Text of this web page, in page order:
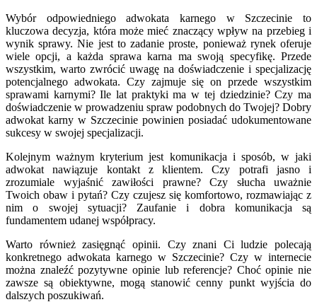
Wybór odpowiedniego adwokata karnego w Szczecinie to
kluczowa decyzja, która może mieć znaczący wpływ na przebieg i
wynik sprawy. Nie jest to zadanie proste, ponieważ rynek oferuje
wiele opcji, a każda sprawa karna ma swoją specyfikę. Przede
wszystkim, warto zwrócić uwagę na doświadczenie i specjalizację
potencjalnego adwokata. Czy zajmuje się on przede wszystkim
sprawami karnymi? Ile lat praktyki ma w tej dziedzinie? Czy ma
doświadczenie w prowadzeniu spraw podobnych do Twojej? Dobry
adwokat karny w Szczecinie powinien posiadać udokumentowane
sukcesy w swojej specjalizacji.
Kolejnym ważnym kryterium jest komunikacja i sposób, w jaki
adwokat nawiązuje kontakt z klientem. Czy potrafi jasno i
zrozumiale wyjaśnić zawiłości prawne? Czy słucha uważnie
Twoich obaw i pytań? Czy czujesz się komfortowo, rozmawiając z
nim o swojej sytuacji? Zaufanie i dobra komunikacja są
fundamentem udanej współpracy.
Warto również zasięgnąć opinii. Czy znani Ci ludzie polecają
konkretnego adwokata karnego w Szczecinie? Czy w internecie
można znaleźć pozytywne opinie lub referencje? Choć opinie nie
zawsze są obiektywne, mogą stanowić cenny punkt wyjścia do
dalszych poszukiwań.